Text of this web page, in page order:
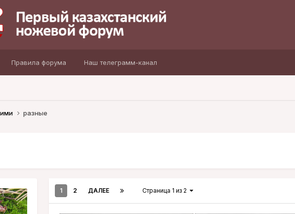
Правила форума Наш телеграмм-канал
разные
1 2 ДАЛЕЕ Страница 1 из 2